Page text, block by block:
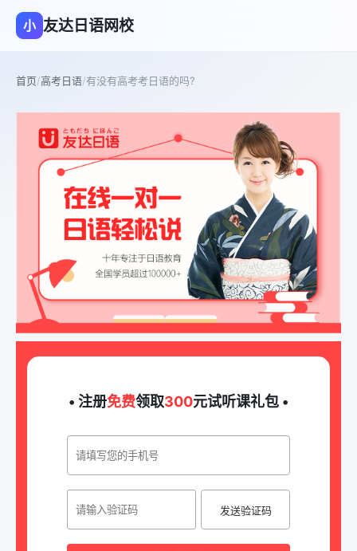
小 友达日语网校
首页/高考日语/有没有高考考日语的吗?
• 注册免费领取300元试听课礼包 •
发送验证码